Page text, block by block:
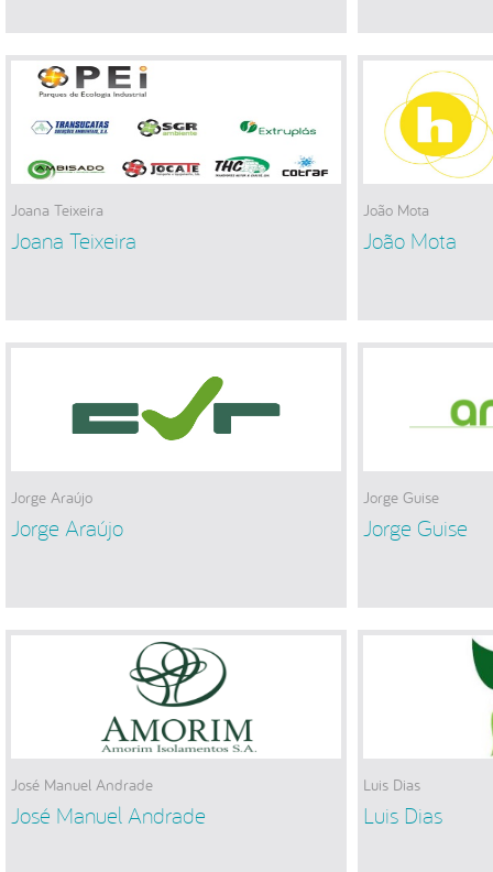
Joana Teixeira
Joana Teixeira
João Mota
João Mota
Jorge Araújo
Jorge Araújo
Jorge Guise
Jorge Guise
José Manuel Andrade
José Manuel Andrade
Luis Dias
Luis Dias